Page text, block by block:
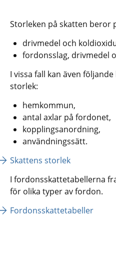
Storleken på skatten beror
drivmedel och
fordonsslag, drivmedel
I vissa fall kan även
storlek:
hemkommun,
antal axlar på fordonet,
kopplingsanordning,
användningssätt.
Skattens storlek
I fordonsskattetabellerna
för olika typer av fordon.
Fordonsskattetabeller